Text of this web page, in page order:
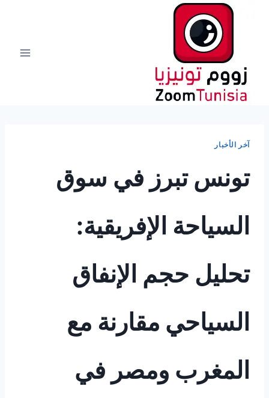
آخر الأخبار
تونس تبرز في سوق
السياحة الإفريقية:
تحليل حجم الإنفاق
السياحي مقارنة مع
المغرب ومصر في